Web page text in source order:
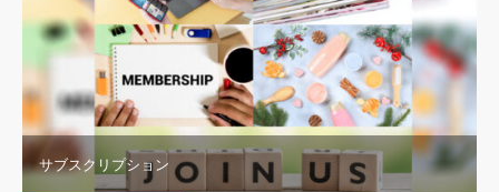
サブスクリプション